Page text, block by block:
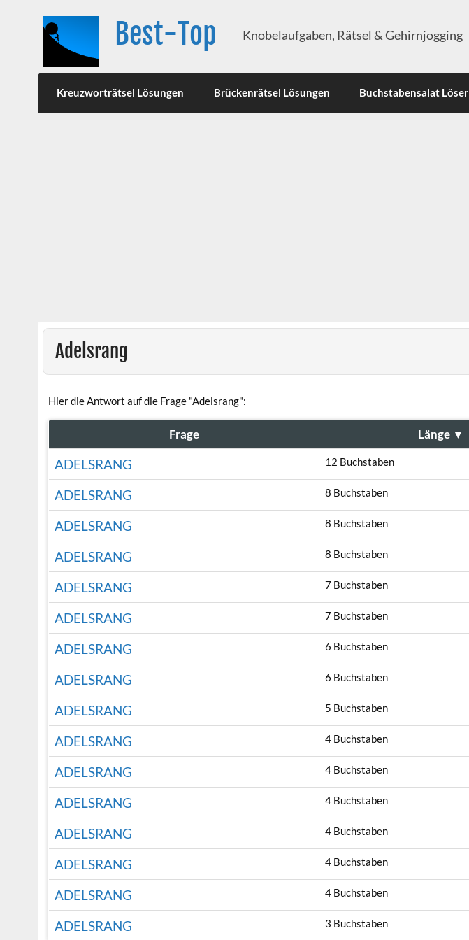
Best-Top Knobelaufgaben, Rätsel & Gehirnjogging
Kreuzworträtsel Lösungen Brückenrätsel Lösungen Buchstabensalat Löser
Adelsrang
Hier die Antwort auf die Frage "Adelsrang":
Frage Länge ▼
ADELSRANG 12 Buchstaben
ADELSRANG
8 Buchstaben
ADELSRANG
8 Buchstaben
ADELSRANG
8 Buchstaben
ADELSRANG
7 Buchstaben
ADELSRANG
7 Buchstaben
ADELSRANG
6 Buchstaben
ADELSRANG
6 Buchstaben
ADELSRANG
5 Buchstaben
ADELSRANG
4 Buchstaben
ADELSRANG
4 Buchstaben
ADELSRANG
4 Buchstaben
ADELSRANG
4 Buchstaben
ADELSRANG
4 Buchstaben
ADELSRANG
4 Buchstaben
ADELSRANG
3 Buchstaben